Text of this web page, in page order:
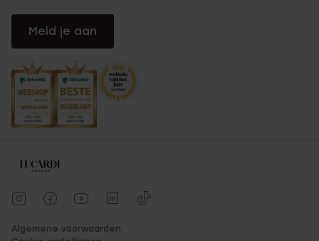
Meld je aan
Algemene voorwaarden